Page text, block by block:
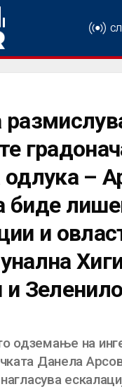
–
и
и Зеленило
одземање на
Данела